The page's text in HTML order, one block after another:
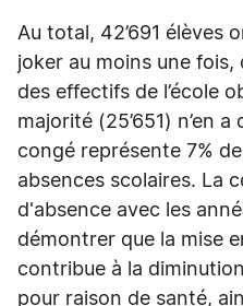
Au total, 42’691 élèves
joker au moins une
des effectifs de l’école
majorité (25’651) n’en a
congé représente 7% de
absences scolaires. La
d'absence avec les
démontrer que la mise
contribue à la
pour raison de santé,